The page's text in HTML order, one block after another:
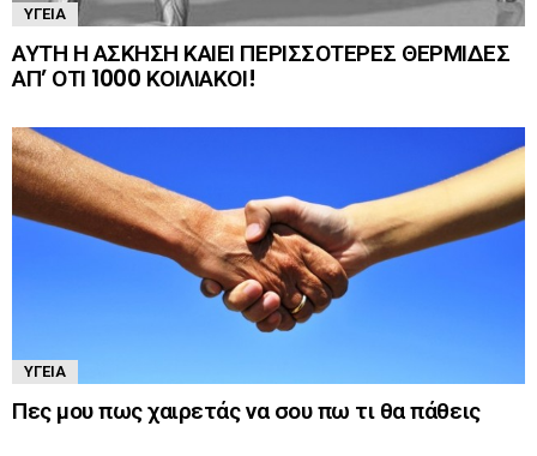
ΥΓΕΊΑ
ΑΥΤΗ Η ΑΣΚΗΣΗ ΚΑΙΕΙ ΠΕΡΙΣΣΟΤΕΡΕΣ ΘΕΡΜΙΔΕΣ
ΑΠ’ ΟΤΙ 1000 ΚΟΙΛΙΑΚΟΙ!
ΥΓΕΊΑ
Πες μου πως χαιρετάς να σου πω τι θα πάθεις